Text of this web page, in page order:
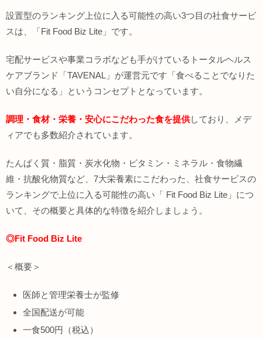
設置型のランキング上位に入る可能性の高い3つ目の社食サービ
スは、「Fit Food Biz Lite」です。
宅配サービスや事業コラボなども手がけているトータルヘルス
ケアブランド「TAVENAL」が運営元です「食べることでなりた
い自分になる」というコンセプトとなっています。
調理・食材・栄養・安心にこだわった食を提供しており、メデ
ィアでも多数紹介されています。
たんぱく質・脂質・炭水化物・ビタミン・ミネラル・食物繊
維・抗酸化物質など、7大栄養素にこだわった、社食サービスの
ランキングで上位に入る可能性の高い「 Fit Food Biz Lite」につ
いて、その概要と具体的な特徴を紹介しましょう。
◎Fit Food Biz Lite
＜概要＞
医師と管理栄養士が監修
全国配送が可能
一食500円（税込）